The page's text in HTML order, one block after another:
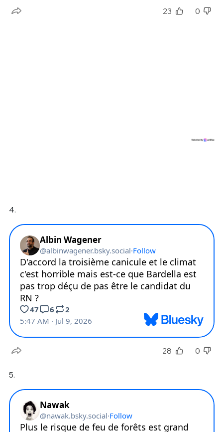
23 0
4.
28 0
5.